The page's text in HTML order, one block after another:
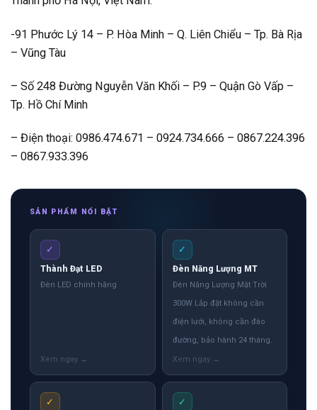
-91 Phước Lý 14 – P. Hòa Minh – Q. Liên Chiểu – Tp. Bà Rịa
– Vũng Tàu
– Số 248 Đường Nguyễn Văn Khối – P.9 – Quận Gò Vấp –
Tp. Hồ Chí Minh
– Điện thoại: 0986.474.671 – 0924.734.666 – 0867.224.396
– 0867.933.396
SẢN PHẨM NỔI BẬT
✓
Thành Đạt LED
Đèn LED chính hãng
✓
Đèn Năng Lượng MT
Đèn Năng Lượng Mặt Trời
300W Lắp đặt không cần
điện lưới, không cần đào
đường, bảo hành 24 tháng.
✓ ✓